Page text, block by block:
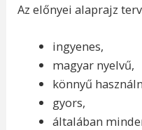
Az előnyei alaprajz
ingyenes,
magyar nyelvű,
könnyű
gyors,
általában